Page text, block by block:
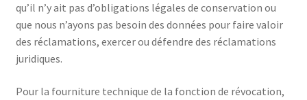
qu’il n’y ait pas d’obligations légales de conservation ou
que nous n’ayons pas besoin des données pour faire valoir
des réclamations, exercer ou défendre des réclamations
juridiques.
Pour la fourniture technique de la fonction de révocation,